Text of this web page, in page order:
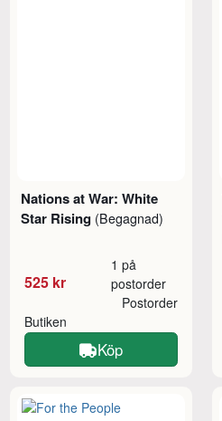
Nations at War: White
Star Rising (Begagnad)
525 kr
1 på
postorder
Butiken
Postorder
Köp